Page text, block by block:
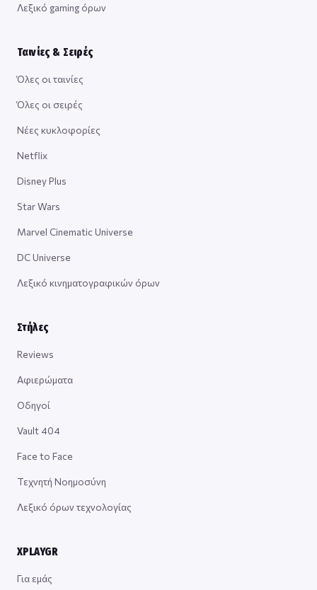
Λεξικό gaming όρων
Ταινίες & Σειρές
Όλες οι ταινίες
Όλες οι σειρές
Νέες κυκλοφορίες
Netflix
Disney Plus
Star Wars
Marvel Cinematic Universe
DC Universe
Λεξικό κινηματογραφικών όρων
Στήλες
Reviews
Αφιερώματα
Οδηγοί
Vault 404
Face to Face
Τεχνητή Νοημοσύνη
Λεξικό όρων τεχνολογίας
XPLAYGR
Για εμάς